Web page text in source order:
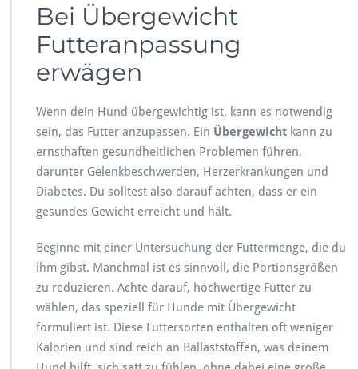
Bei Übergewicht
Futteranpassung
erwägen
Wenn dein Hund übergewichtig ist, kann es notwendig
sein, das Futter anzupassen. Ein Übergewicht kann zu
ernsthaften gesundheitlichen Problemen führen,
darunter Gelenkbeschwerden, Herzerkrankungen und
Diabetes. Du solltest also darauf achten, dass er ein
gesundes Gewicht erreicht und hält.
Beginne mit einer Untersuchung der Futtermenge, die du
ihm gibst. Manchmal ist es sinnvoll, die Portionsgrößen
zu reduzieren. Achte darauf, hochwertige Futter zu
wählen, das speziell für Hunde mit Übergewicht
formuliert ist. Diese Futtersorten enthalten oft weniger
Kalorien und sind reich an Ballaststoffen, was deinem